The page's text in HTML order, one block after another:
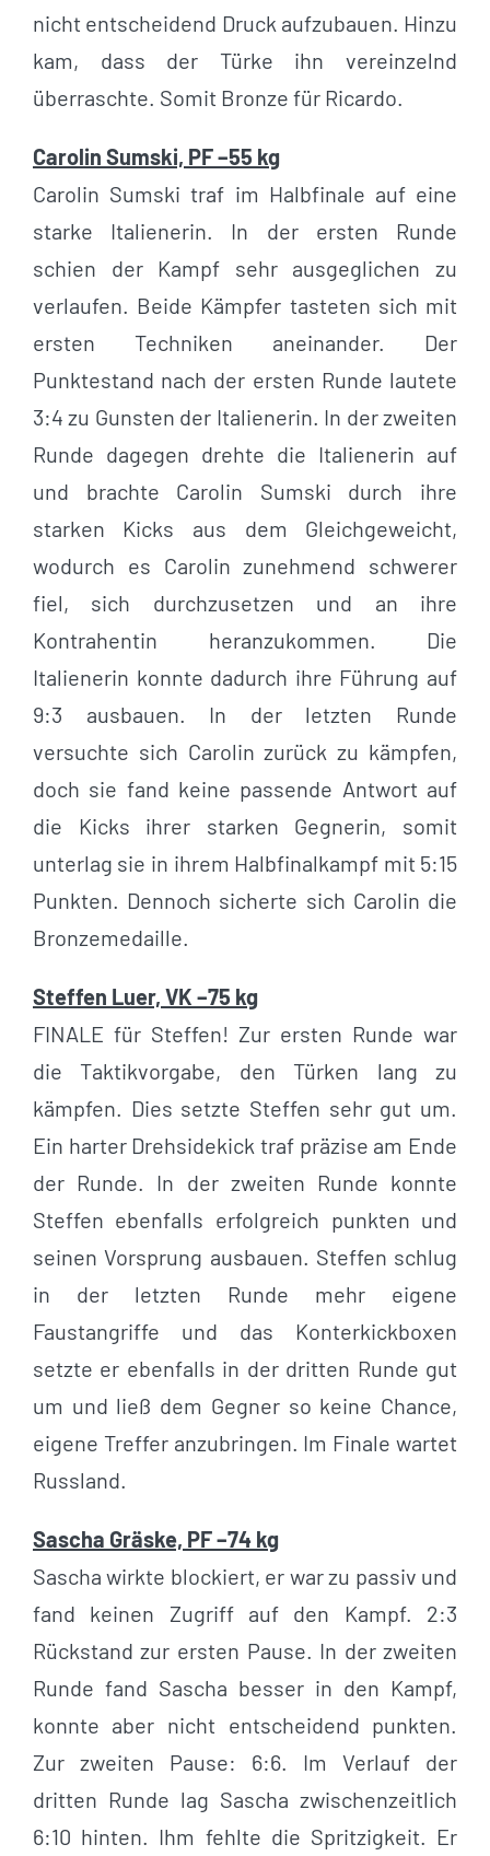
nicht entscheidend Druck aufzubauen. Hinzu
kam, dass der Türke ihn vereinzelnd
überraschte. Somit Bronze für Ricardo.
Carolin Sumski, PF –55 kg
Carolin Sumski traf im Halbfinale auf eine
starke Italienerin. In der ersten Runde
schien der Kampf sehr ausgeglichen zu
verlaufen. Beide Kämpfer tasteten sich mit
ersten Techniken aneinander. Der
Punktestand nach der ersten Runde lautete
3:4 zu Gunsten der Italienerin. In der zweiten
Runde dagegen drehte die Italienerin auf
und brachte Carolin Sumski durch ihre
starken Kicks aus dem Gleichgeweicht,
wodurch es Carolin zunehmend schwerer
fiel, sich durchzusetzen und an ihre
Kontrahentin heranzukommen. Die
Italienerin konnte dadurch ihre Führung auf
9:3 ausbauen. In der letzten Runde
versuchte sich Carolin zurück zu kämpfen,
doch sie fand keine passende Antwort auf
die Kicks ihrer starken Gegnerin, somit
unterlag sie in ihrem Halbfinalkampf mit 5:15
Punkten. Dennoch sicherte sich Carolin die
Bronzemedaille.
Steffen Luer, VK –75 kg
FINALE für Steffen! Zur ersten Runde war
die Taktikvorgabe, den Türken lang zu
kämpfen. Dies setzte Steffen sehr gut um.
Ein harter Drehsidekick traf präzise am Ende
der Runde. In der zweiten Runde konnte
Steffen ebenfalls erfolgreich punkten und
seinen Vorsprung ausbauen. Steffen schlug
in der letzten Runde mehr eigene
Faustangriffe und das Konterkickboxen
setzte er ebenfalls in der dritten Runde gut
um und ließ dem Gegner so keine Chance,
eigene Treffer anzubringen. Im Finale wartet
Russland.
Sascha Gräske, PF –74 kg
Sascha wirkte blockiert, er war zu passiv und
fand keinen Zugriff auf den Kampf. 2:3
Rückstand zur ersten Pause. In der zweiten
Runde fand Sascha besser in den Kampf,
konnte aber nicht entscheidend punkten.
Zur zweiten Pause: 6:6. Im Verlauf der
dritten Runde lag Sascha zwischenzeitlich
6:10 hinten. Ihm fehlte die Spritzigkeit. Er